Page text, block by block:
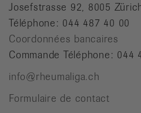
Josefstrasse 92, 8005
Téléphone: 044 487 40 00
Coordonnées bancaires
Commande Téléphone: 044
info@rheumaliga.ch
Formulaire de contact